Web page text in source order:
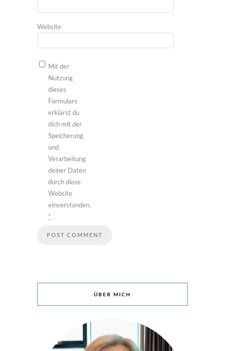
Website
Mit der
Nutzung
dieses
Formulars
erklärst du
dich mit der
Speicherung
und
Verarbeitung
deiner Daten
durch diese
Website
einverstanden.
*
ÜBER MICH